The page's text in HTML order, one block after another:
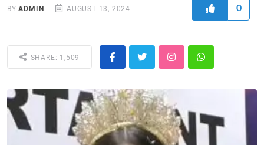
BYADMIN AUGUST 13, 2024 0
SHARE: 1,509